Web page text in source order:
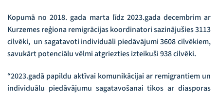
Kopumā no 2018. gada marta līdz 2023.gada decembrim ar
Kurzemes reģiona remigrācijas koordinatori sazinājušies 3113
cilvēki, un sagatavoti individuāli piedāvājumi 3608 cilvēkiem,
savukārt potenciālu vēlmi atgriezties izteikuši 938 cilvēki.
“2023.gadā papildu aktīvai komunikācijai ar remigrantiem un
individuālu piedāvājumu sagatavošanai tikos ar diasporas